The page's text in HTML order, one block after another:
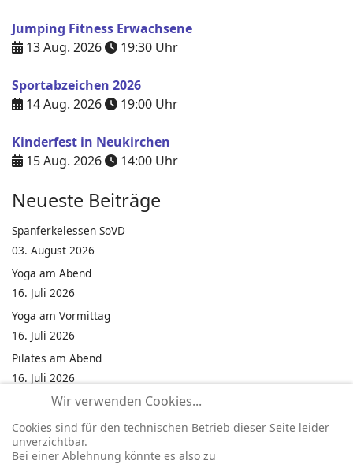
Jumping Fitness Erwachsene
13 Aug. 2026
19:30 Uhr
Sportabzeichen 2026
14 Aug. 2026
19:00 Uhr
Kinderfest in Neukirchen
15 Aug. 2026
14:00 Uhr
Neueste Beiträge
Spanferkelessen SoVD
03. August 2026
Yoga am Abend
16. Juli 2026
Yoga am Vormittag
16. Juli 2026
Pilates am Abend
16. Juli 2026
Jumping Fitness Intervall
16. Juli 2026
Jumping Fitness Erwachsene
Wir verwenden Cookies...
Cookies sind für den technischen Betrieb dieser Seite leider
unverzichtbar.
Bei einer Ablehnung könnte es also zu